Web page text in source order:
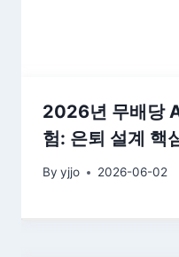
2026년 무배당
험: 은퇴 설계 핵
By yjjo 2026-06-02